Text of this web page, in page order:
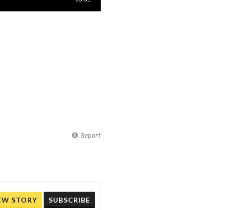
Report
STORY SUBSCRIBE